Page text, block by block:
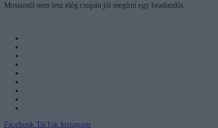
Mostantól nem lesz elég csupán jól megírni egy beadandót.
Facebook TikTok Instagram